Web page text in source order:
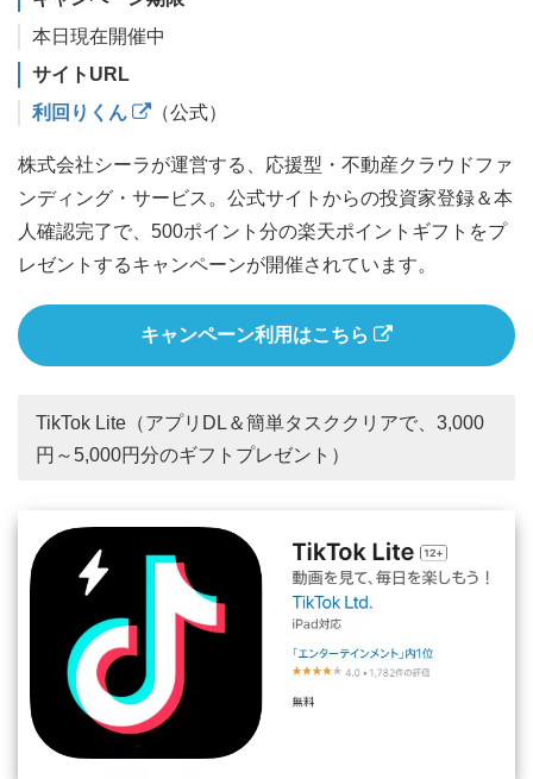
本日現在開催中
サイトURL
利回りくん
（公式）
株式会社シーラが運営する、応援型・不動産クラウドファ
ンディング・サービス。公式サイトからの投資家登録＆本
人確認完了で、500ポイント分の楽天ポイントギフトをプ
レゼントするキャンペーンが開催されています。
キャンペーン利用はこちら
TikTok Lite（アプリDL＆簡単タスククリアで、3,000
円～5,000円分のギフトプレゼント）